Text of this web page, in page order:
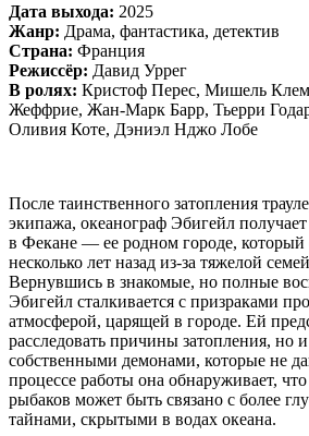
Дата выхода: 2025
Жанр: Драма, фантастика, детектив
Страна: Франция
Режиссёр: Давид Уррег
В ролях: Кристоф Перес, Мишель
Жеффрие, Жан-Марк Барр, Тьерри
Оливия Коте, Дэниэл Нджо Лобе
После таинственного затопления
экипажа, океанограф Эбигейл
в Фекане — ее родном городе, который
несколько лет назад из-за тяжелой
Вернувшись в знакомые, но полные
Эбигейл сталкивается с призраками
атмосферой, царящей в городе. Ей
расследовать причины затопления, но и
собственными демонами, которые не
процессе работы она обнаруживает,
рыбаков может быть связано с более
тайнами, скрытыми в водах океана.